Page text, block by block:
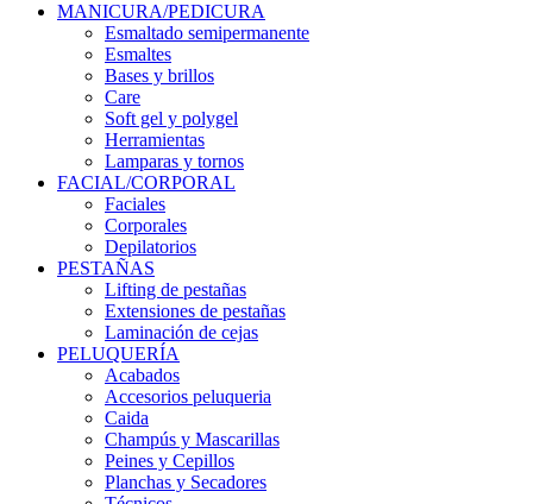
MANICURA/PEDICURA
Esmaltado semipermanente
Esmaltes
Bases y brillos
Care
Soft gel y polygel
Herramientas
Lamparas y tornos
FACIAL/CORPORAL
Faciales
Corporales
Depilatorios
PESTAÑAS
Lifting de pestañas
Extensiones de pestañas
Laminación de cejas
PELUQUERÍA
Acabados
Accesorios peluqueria
Caida
Champús y Mascarillas
Peines y Cepillos
Planchas y Secadores